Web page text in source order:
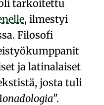
tarkoitettu
, ilmestyi
. Filosofi
ja latinalaiset
josta tuli
.